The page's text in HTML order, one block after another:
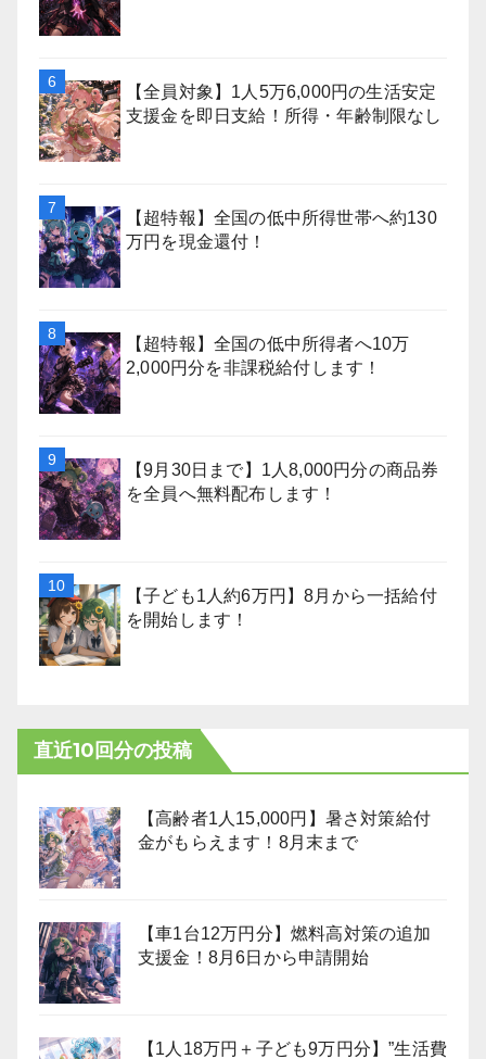
【全員対象】1人5万6,000円の生活安定
支援金を即日支給！所得・年齢制限なし
【超特報】全国の低中所得世帯へ約130
万円を現金還付！
【超特報】全国の低中所得者へ10万
2,000円分を非課税給付します！
【9月30日まで】1人8,000円分の商品券
を全員へ無料配布します！
【子ども1人約6万円】8月から一括給付
を開始します！
直近10回分の投稿
【高齢者1人15,000円】暑さ対策給付
金がもらえます！8月末まで
【車1台12万円分】燃料高対策の追加
支援金！8月6日から申請開始
【1人18万円＋子ども9万円分】”生活費